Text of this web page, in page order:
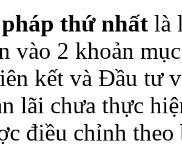
thứ nhất là
vào 2 khoản
kết và Đầu tư
lãi chưa thực
điều chỉnh theo